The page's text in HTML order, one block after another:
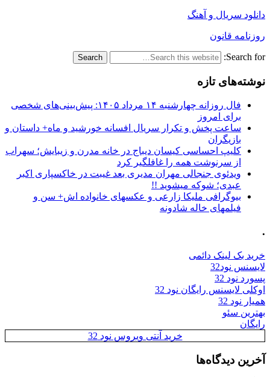
دانلود سریال و آهنگ
روزنامه قانون
Search for:
نوشته‌های تازه
فال روزانه چهارشنبه ۱۴ مرداد ۱۴۰۵: پیش‌بینی‌های شخصی
برای امروز
ساعت پخش و تکرار سریال افسانه خورشید و ماه+ داستان و
بازیگران
کلیپ احساسی کیسان دیباج در خانه مدرن و زیبایش؛ سهراب
از سرنوشت همه را غافلگیر کرد
ویدئوی جنجالی مهران مدیری بعد غیبت در خاکسپاری اکبر
عبدی؛ شوکه میشوید !!
بیوگرافی ملیکا زارعی و عکسهای خانواده اش+ سن و
فیلمهای خاله شادونه
.
خرید بک لینک دائمی
لایسنس نود32
پسورد نود 32
اوکلی لایسنس رایگان نود 32
همیار نود 32
بهترین سئو
رایگان
خرید آنتی ویروس نود 32
آخرین دیدگاه‌ها